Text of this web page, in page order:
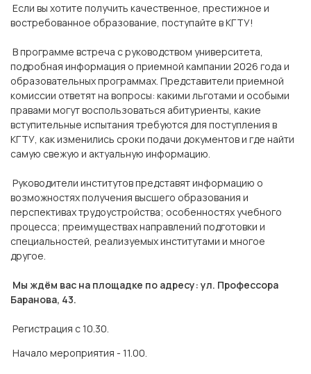
Если вы хотите получить качественное, престижное и
востребованное образование, поступайте в КГТУ!
В программе встреча с руководством университета,
подробная информация о приемной кампании 2026 года и
образовательных программах. Представители приемной
комиссии ответят на вопросы: какими льготами и особыми
правами могут воспользоваться абитуриенты, какие
вступительные испытания требуются для поступления в
КГТУ, как изменились сроки подачи документов и где найти
самую свежую и актуальную информацию.
Руководители институтов представят информацию о
возможностях получения высшего образования и
перспективах трудоустройства; особенностях учебного
процесса; преимуществах направлений подготовки и
специальностей, реализуемых институтами и многое
другое.
Мы ждём вас на площадке по адресу: ул. Профессора
Баранова, 43.
Регистрация с 10.30.
Начало мероприятия - 11.00.